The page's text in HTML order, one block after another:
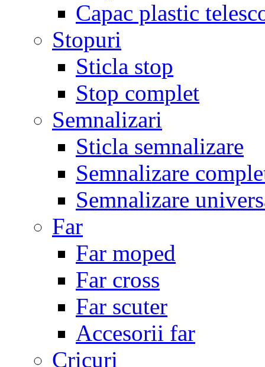
Capac plastic
Stopuri
Sticla stop
Stop complet
Semnalizari
Sticla semnalizare
Semnalizare
Semnalizare
Far
Far moped
Far cross
Far scuter
Accesorii far
Cricuri